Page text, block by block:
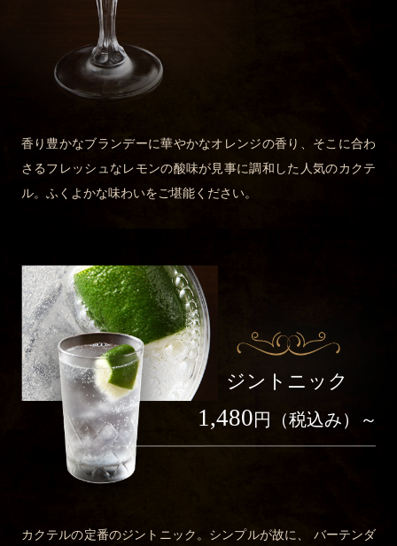
香り豊かなブランデーに華やかなオレンジの香り、そこに合わ
さるフレッシュなレモンの酸味が見事に調和した人気のカクテ
ル。ふくよかな味わいをご堪能ください。
ジントニック
1,480円（税込み）～
カクテルの定番のジントニック。シンプルが故に、 バーテンダ